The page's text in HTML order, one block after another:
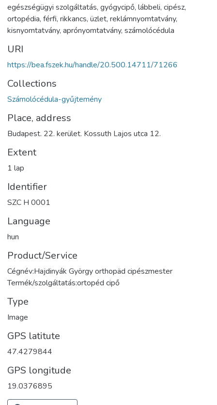
egészségügyi szolgáltatás, gyógycipő, lábbeli, cipész,
ortopédia, férfi, rikkancs, üzlet, reklámnyomtatvány,
kisnyomtatvány, aprónyomtatvány, számolócédula
URI
https://bea.fszek.hu/handle/20.500.14711/71266
Collections
Számolócédula-gyűjtemény
Place, address
Budapest. 22. kerület. Kossuth Lajos utca 12.
Extent
1 lap
Identifier
SZC H 0001
Language
hun
Product/Service
Cégnév:Hajdinyák György orthopäd cipészmester
Termék/szolgáltatás:ortopéd cipő
Type
Image
GPS latitute
47.4279844
GPS longitude
19.0376895